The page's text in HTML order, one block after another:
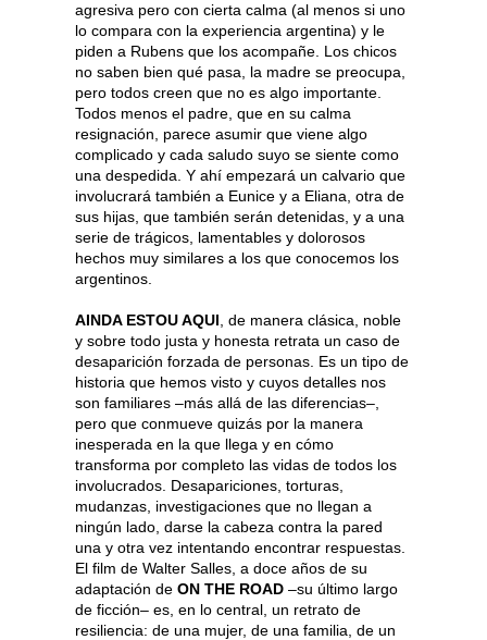
agresiva pero con cierta calma (al menos si uno
lo compara con la experiencia argentina) y le
piden a Rubens que los acompañe. Los chicos
no saben bien qué pasa, la madre se preocupa,
pero todos creen que no es algo importante.
Todos menos el padre, que en su calma
resignación, parece asumir que viene algo
complicado y cada saludo suyo se siente como
una despedida. Y ahí empezará un calvario que
involucrará también a Eunice y a Eliana, otra de
sus hijas, que también serán detenidas, y a una
serie de trágicos, lamentables y dolorosos
hechos muy similares a los que conocemos los
argentinos.
AINDA ESTOU AQUI, de manera clásica, noble
y sobre todo justa y honesta retrata un caso de
desaparición forzada de personas. Es un tipo de
historia que hemos visto y cuyos detalles nos
son familiares –más allá de las diferencias–,
pero que conmueve quizás por la manera
inesperada en la que llega y en cómo
transforma por completo las vidas de todos los
involucrados. Desapariciones, torturas,
mudanzas, investigaciones que no llegan a
ningún lado, darse la cabeza contra la pared
una y otra vez intentando encontrar respuestas.
El film de Walter Salles, a doce años de su
adaptación de ON THE ROAD –su último largo
de ficción– es, en lo central, un retrato de
resiliencia: de una mujer, de una familia, de un